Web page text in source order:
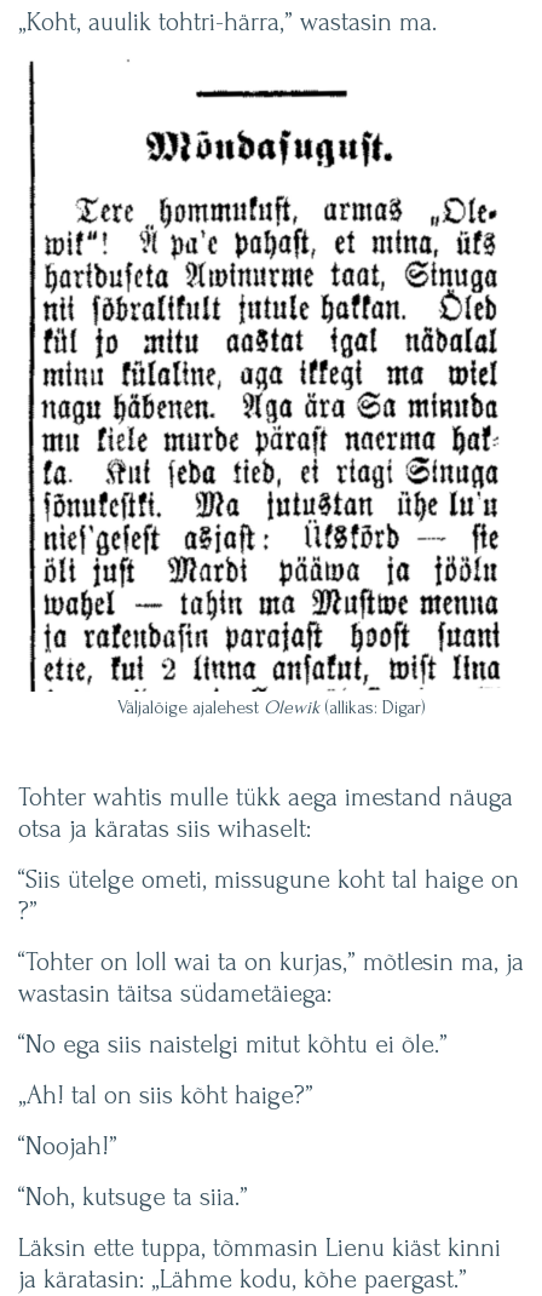
„Koht, auulik tohtri-härra,” wastasin ma.
Väljalõige ajalehest Olewik(allikas: Digar)
Tohter wahtis mulle tükk aega imestand näuga
otsa ja käratas siis wihaselt:
“Siis ütelge ometi, missugune koht tal haige on
?”
“Tohter on loll wai ta on kurjas,” mõtlesin ma, ja
wastasin täitsa südametäiega:
“No ega siis naistelgi mitut kõhtu ei õle.”
„Ah! tal on siis kõht haige?”
“Noojah!”
“Noh, kutsuge ta siia.”
Läksin ette tuppa, tõmmasin Lienu kiäst kinni
ja käratasin: „Lähme kodu, kõhe paergast.”